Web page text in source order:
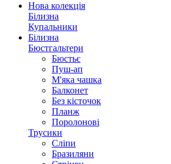
Нова колекція
Білизна
Купальники
Білизна
Бюстгальтери
Бюстьє
Пуш-ап
М'яка чашка
Балконет
Без кісточок
Планж
Поролонові
Трусики
Сліпи
Бразиляни